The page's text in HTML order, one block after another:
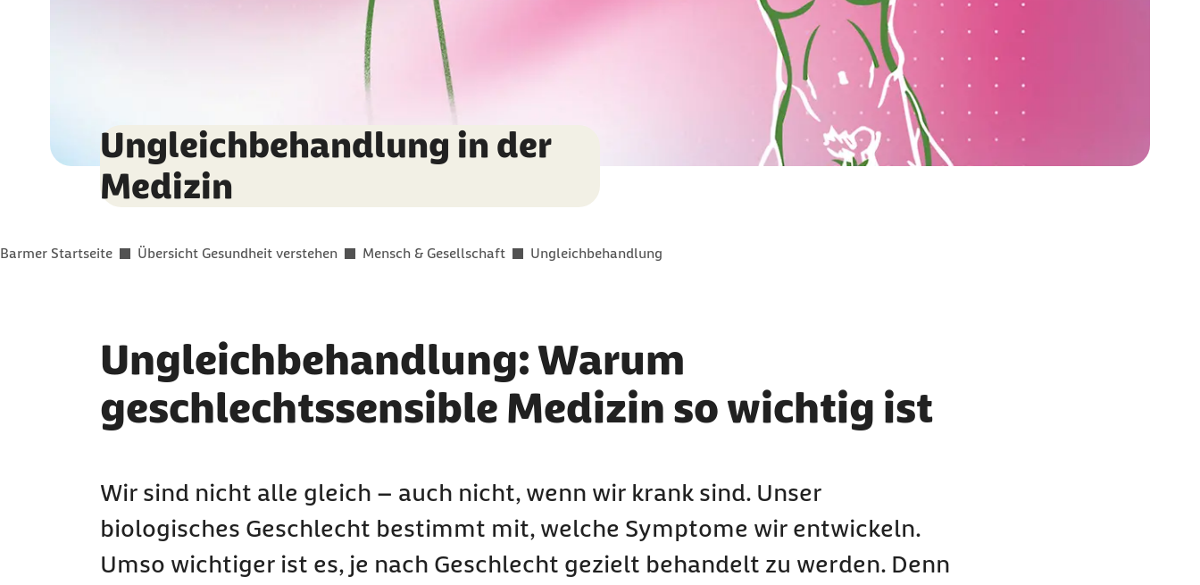
Ungleichbehandlung in der
Medizin
Sie befinden sich hier:
Barmer Startseite Übersicht Gesundheit verstehen Mensch & Gesellschaft Ungleichbehandlung
Ungleichbehandlung: Warum
geschlechtssensible Medizin so wichtig ist
Wir sind nicht alle gleich – auch nicht, wenn wir krank sind. Unser
biologisches Geschlecht bestimmt mit, welche Symptome wir entwickeln.
Umso wichtiger ist es, je nach Geschlecht gezielt behandelt zu werden. Denn